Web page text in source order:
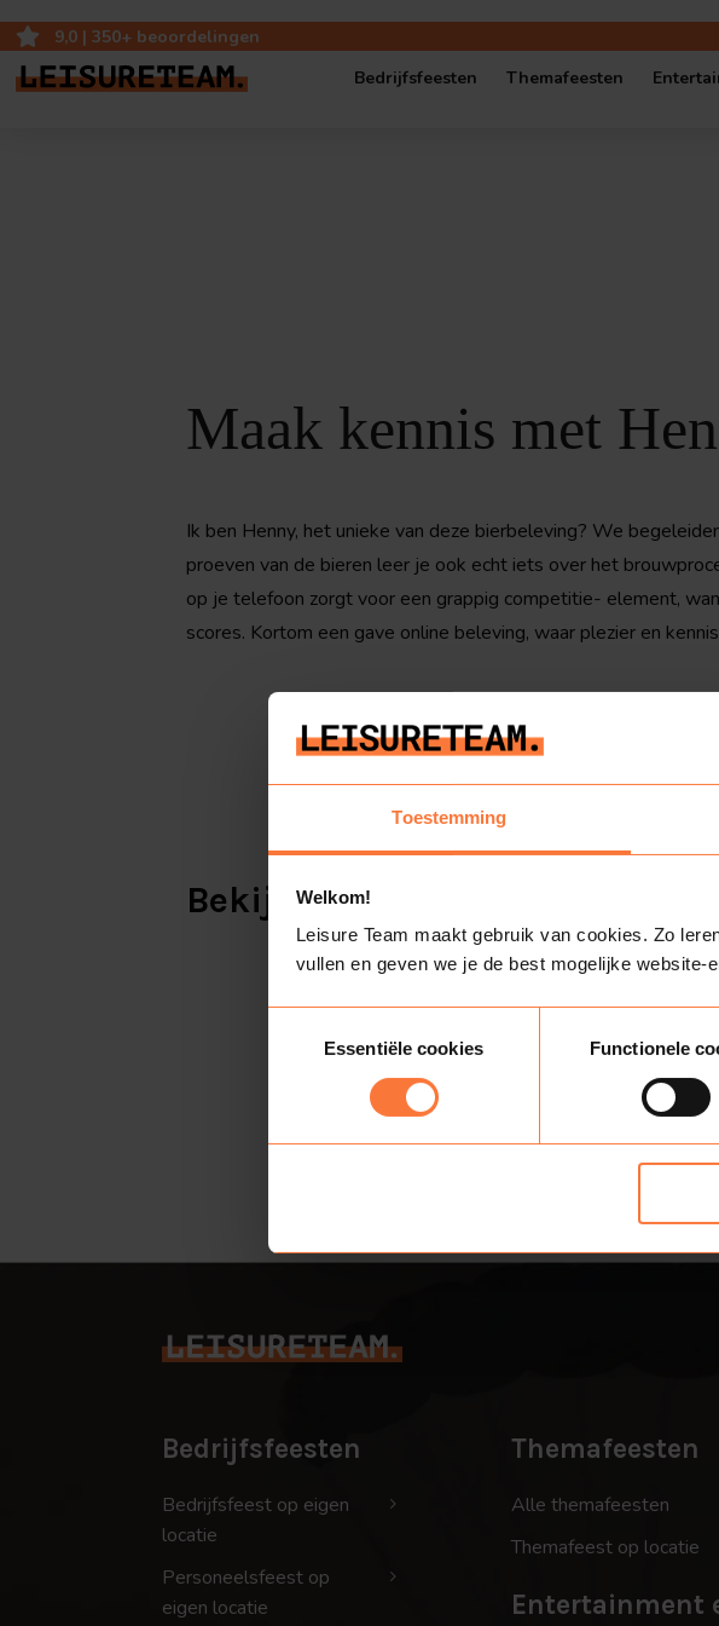
Toestemming
Welkom!
Leisure Team maakt gebruik van cookies. Zo
vullen en geven we je de best mogelijke website-
Essentiële cookies
Functionele
9,0 | 350+ beoordelingen
Bedrijfsfeesten
Themafeesten
Maak kennis met
Ik ben Henny, het unieke van deze bierbeleving? We
proeven van de bieren leer je ook echt iets over het
op je telefoon zorgt voor een grappig competitie- element,
scores. Kortom een gave online beleving, waar plezier en
Bekijk alle activiteiten van
Bedrijfsfeesten
Bedrijfsfeest op eigen
locatie
Personeelsfeest op
eigen locatie
Themafeesten
Alle themafeesten
Themafeest op locatie
Entertainment